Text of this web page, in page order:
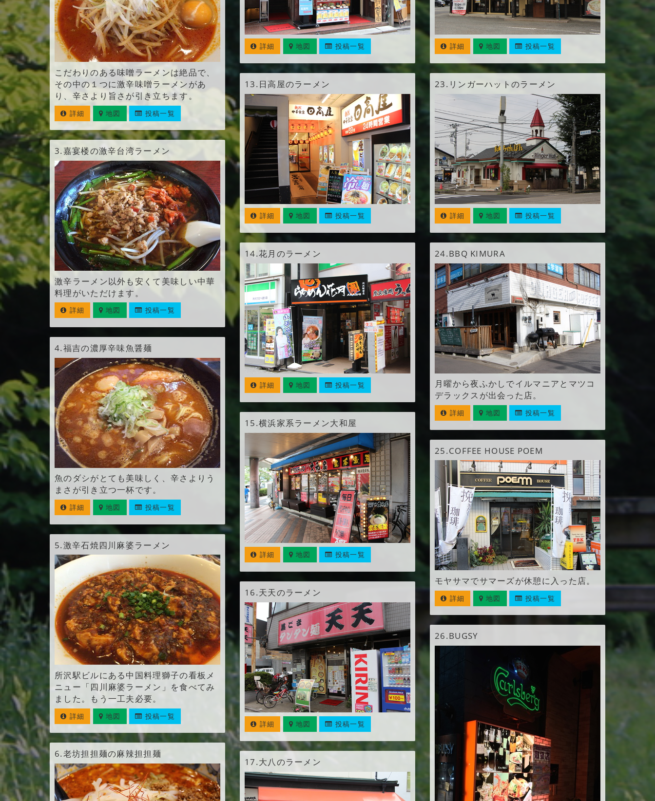
こだわりのある味噌ラーメンは絶品で、
その中の１つに激辛味噌ラーメンがあ
り、辛さより旨さが引き立ちます。
詳細 地図 投稿一覧
3.嘉宴楼の激辛台湾ラーメン
激辛ラーメン以外も安くて美味しい中華
料理がいただけます。
詳細 地図 投稿一覧
4.福吉の濃厚辛味魚醤麺
魚のダシがとても美味しく、辛さよりう
まさが引き立つ一杯です。
詳細 地図 投稿一覧
5.激辛石焼四川麻婆ラーメン
所沢駅ビルにある中国料理獅子の看板メ
ニュー「四川麻婆ラーメン」を食べてみ
ました。もう一工夫必要。
詳細 地図 投稿一覧
6.老坊担担麺の麻辣担担麺
詳細 地図 投稿一覧
13.日高屋のラーメン
詳細 地図 投稿一覧
14.花月のラーメン
詳細 地図 投稿一覧
15.横浜家系ラーメン大和屋
詳細 地図 投稿一覧
16.天天のラーメン
詳細 地図 投稿一覧
17.大八のラーメン
詳細 地図 投稿一覧
23. リンガーハットのラーメン
詳細 地図 投稿一覧
24.BBQ KIMURA
月曜から夜ふかしでイルマニアとマツコ
デラックスが出会った店。
詳細 地図 投稿一覧
25.COFFEE HOUSE POEM
モヤサマでサマーズが休憩に入った店。
詳細 地図 投稿一覧
26.BUGSY